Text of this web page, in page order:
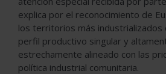
explica por el reconocimiento de
los territorios más industrializados
perfil productivo singular y
estrechamente alineado con las
política industrial comunitaria.